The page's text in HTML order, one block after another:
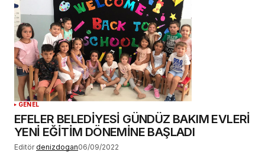
GENEL
EFELER BELEDİYESİ GÜNDÜZ BAKIM EVLERİ
YENİ EĞİTİM DÖNEMİNE BAŞLADI
Editör denizdogan06/09/2022